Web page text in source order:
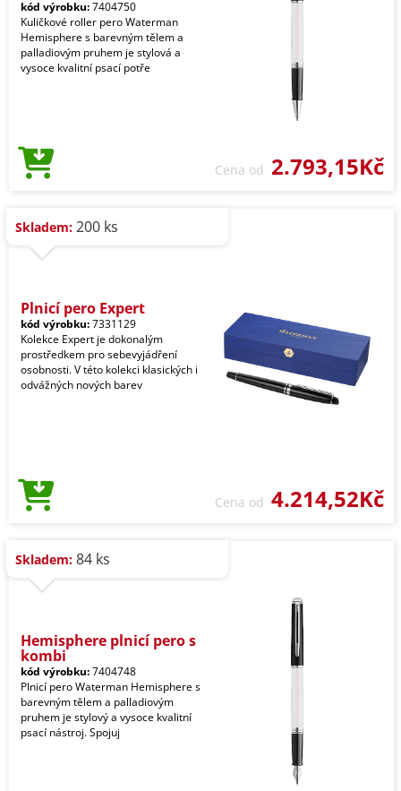
kód výrobku:7404750
Kuličkové roller pero Waterman
Hemisphere s barevným tělem a
palladiovým pruhem je stylová a
vysoce kvalitní psací potře
Cena od 2.793,15Kč
Skladem: 200 ks
Plnicí pero Expert
kód výrobku:7331129
Kolekce Expert je dokonalým
prostředkem pro sebevyjádření
osobnosti. V této kolekci klasických i
odvážných nových barev
Cena od 4.214,52Kč
Skladem: 84 ks
Hemisphere plnicí pero s
kombi
kód výrobku:7404748
Plnicí pero Waterman Hemisphere s
barevným tělem a palladiovým
pruhem je stylový a vysoce kvalitní
psací nástroj. Spojuj